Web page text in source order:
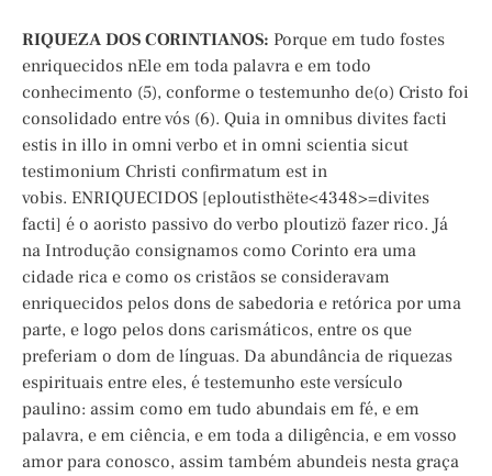
RIQUEZA DOS CORINTIANOS: Porque em tudo fostes
enriquecidos nEle em toda palavra e em todo
conhecimento (5), conforme o testemunho de(o) Cristo foi
consolidado entre vós (6). Quia in omnibus divites facti
estis in illo in omni verbo et in omni scientia sicut
testimonium Christi confirmatum est in
vobis. ENRIQUECIDOS [eploutisthëte<4348>=divites
facti] é o aoristo passivo do verbo ploutizö fazer rico. Já
na Introdução consignamos como Corinto era uma
cidade rica e como os cristãos se consideravam
enriquecidos pelos dons de sabedoria e retórica por uma
parte, e logo pelos dons carismáticos, entre os que
preferiam o dom de línguas. Da abundância de riquezas
espirituais entre eles, é testemunho este versículo
paulino: assim como em tudo abundais em fé, e em
palavra, e em ciência, e em toda a diligência, e em vosso
amor para conosco, assim também abundeis nesta graça